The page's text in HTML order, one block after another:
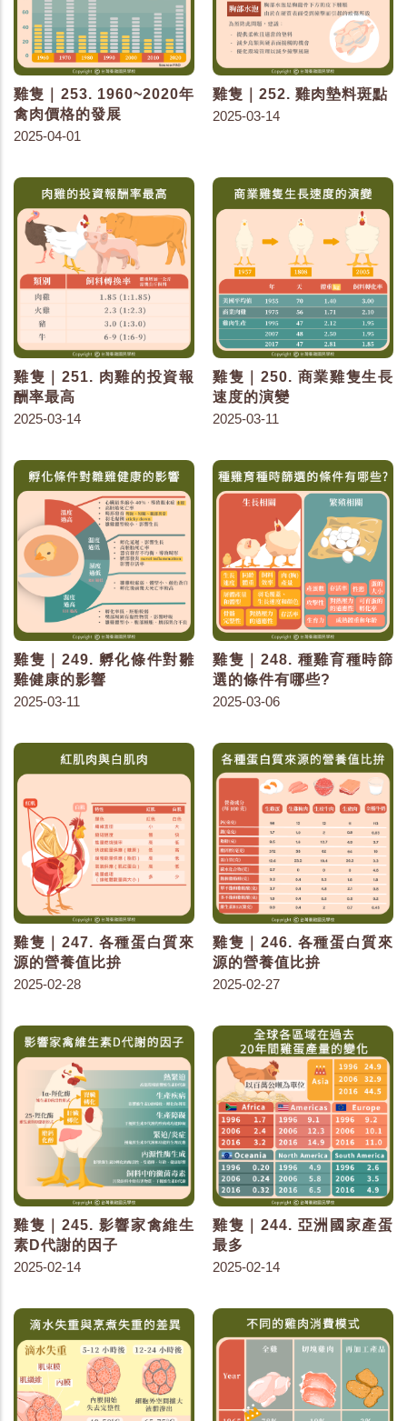
雞隻｜253. 1960~2020年
禽肉價格的發展
2025-04-01
雞隻｜252. 雞肉墊料斑點
2025-03-14
雞隻｜251. 肉雞的投資報
酬率最高
2025-03-14
雞隻｜250. 商業雞隻生長
速度的演變
2025-03-11
雞隻｜249. 孵化條件對雛
雞健康的影響
2025-03-11
雞隻｜248. 種雞育種時篩
選的條件有哪些?
2025-03-06
雞隻｜247. 各種蛋白質來
源的營養值比拚
2025-02-28
雞隻｜246. 各種蛋白質來
源的營養值比拚
2025-02-27
雞隻｜245. 影響家禽維生
素D代謝的因子
2025-02-14
雞隻｜244. 亞洲國家產蛋
最多
2025-02-14